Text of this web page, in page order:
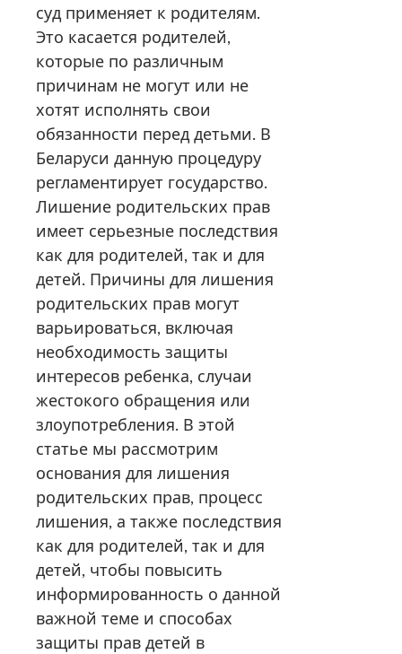
суд применяет к родителям.
Это касается родителей,
которые по различным
причинам не могут или не
хотят исполнять свои
обязанности перед детьми. В
Беларуси данную процедуру
регламентирует государство.
Лишение родительских прав
имеет серьезные последствия
как для родителей, так и для
детей. Причины для лишения
родительских прав могут
варьироваться, включая
необходимость защиты
интересов ребенка, случаи
жестокого обращения или
злоупотребления. В этой
статье мы рассмотрим
основания для лишения
родительских прав, процесс
лишения, а также последствия
как для родителей, так и для
детей, чтобы повысить
информированность о данной
важной теме и способах
защиты прав детей в